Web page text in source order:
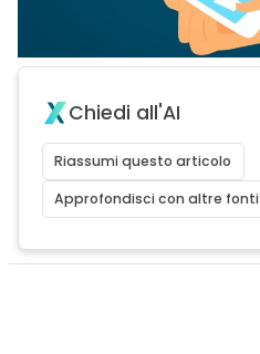
Chiedi all'AI
Riassumi questo articolo
Approfondisci con altre fonti